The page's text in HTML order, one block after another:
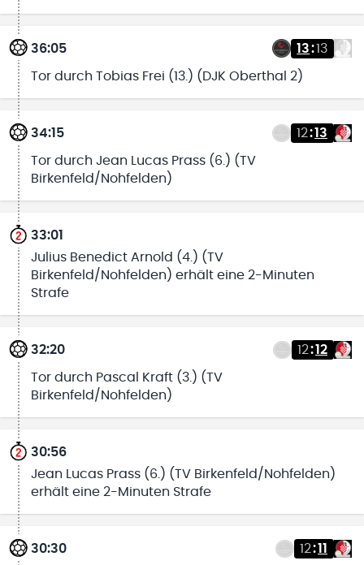
36:05 13:13
Tor durch Tobias Frei (13.) (DJK Oberthal 2)
34:15 12:13
Tor durch Jean Lucas Prass (6.) (TV
Birkenfeld/Nohfelden)
33:01
Julius Benedict Arnold (4.) (TV
Birkenfeld/Nohfelden) erhält eine 2-Minuten
Strafe
32:20 12:12
Tor durch Pascal Kraft (3.) (TV
Birkenfeld/Nohfelden)
30:56
Jean Lucas Prass (6.) (TV Birkenfeld/Nohfelden)
erhält eine 2-Minuten Strafe
30:30 12:11